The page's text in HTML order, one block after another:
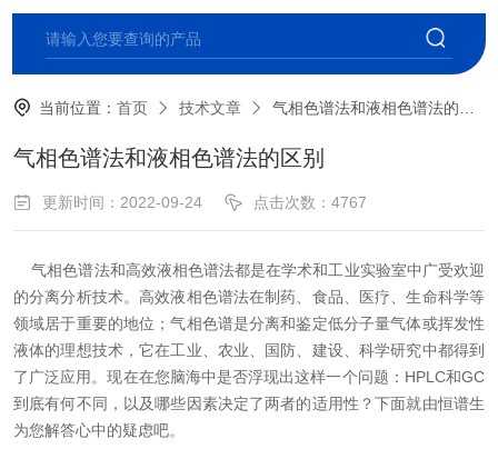
当前位置：首页 技术文章 气相色谱法和液相色谱法的区别
气相色谱法和液相色谱法的区别
更新时间：2022-09-24 点击次数：4767
气相色谱法和高效液相色谱法都是在学术和工业实验室中广受欢迎
的分离分析技术。高效液相色谱法在制药、食品、医疗、生命科学等
领域居于重要的地位；气相色谱是分离和鉴定低分子量气体或挥发性
液体的理想技术，它在工业、农业、国防、建设、科学研究中都得到
了广泛应用。现在在您脑海中是否浮现出这样一个问题：HPLC和GC
到底有何不同，以及哪些因素决定了两者的适用性？下面就由恒谱生
为您解答心中的疑虑吧。